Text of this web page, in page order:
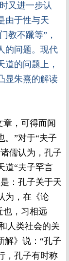
又进一步认
由于性与天
教不躐等”，
的问题。现代
道的问题上，
显朱熹的解读
章，可得而闻
。”对于“夫子
儒认为，孔子
道“夫子罕言
：孔子关于天
为，在《论
也，习相远
人类社会的关
解》说：“孔子
，孔子有时称